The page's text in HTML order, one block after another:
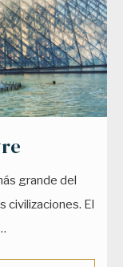
grande del
civilizaciones. El